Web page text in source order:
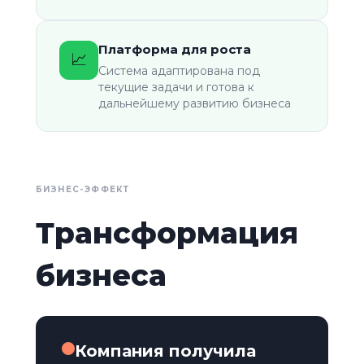
📈
Платформа для роста
Система адаптирована под
текущие задачи и готова к
дальнейшему развитию бизнеса
БИЗНЕС-ЭФФЕКТ
Трансформация
бизнеса
Компания получила